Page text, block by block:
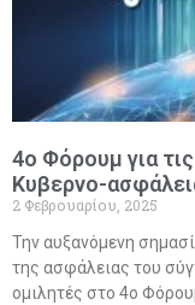
4ο Φόρουμ για
Κυβερνο-
2 Φεβρουαρίου, 2025
Την αυξανόμενη
της ασφάλειας του
ομιλητές στο 4ο